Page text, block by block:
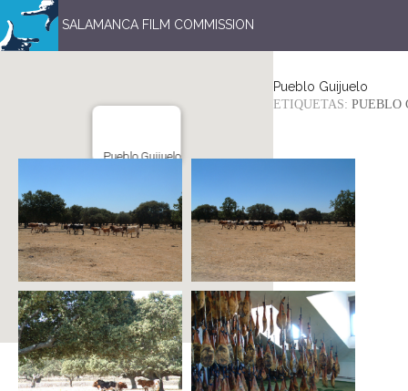
SALAMANCA FILM COMMISSION
Pueblo Guijuelo
Pueblo Guijuelo
ETIQUETAS: PUEBLO